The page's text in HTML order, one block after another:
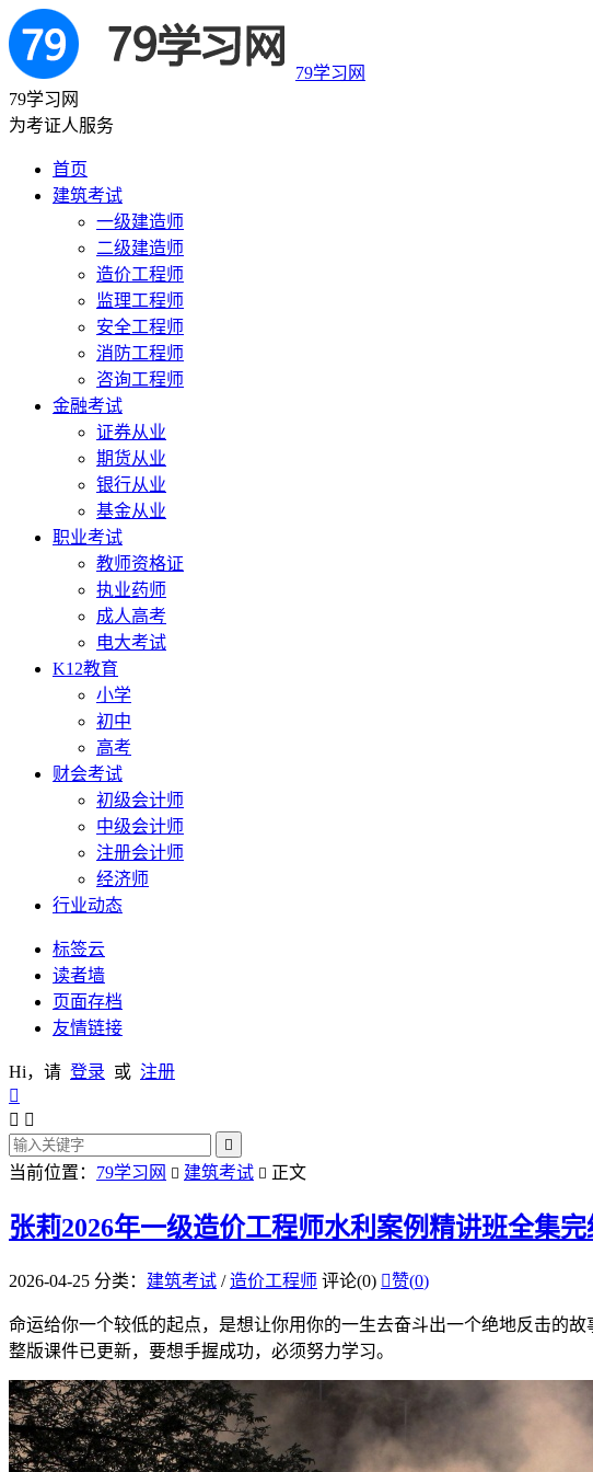
79学习网
79学习网
为考证人服务
首页
建筑考试
一级建造师
二级建造师
造价工程师
监理工程师
安全工程师
消防工程师
咨询工程师
金融考试
证券从业
期货从业
银行从业
基金从业
职业考试
教师资格证
执业药师
成人高考
电大考试
K12教育
小学
初中
高考
财会考试
初级会计师
中级会计师
注册会计师
经济师
行业动态
标签云
读者墙
页面存档
友情链接
Hi，请 登录 或 注册

 

当前位置： 79学习网  建筑考试  正文
张莉2026年一级造价工程师水利案例精讲班全集
2026-04-25 分类： 建筑考试 /造价工程师 评论(0) 赞(0)
命运给你一个较低的起点，是想让你用你的一生去奋斗出一个绝地反击的
整版课件已更新，要想手握成功，必须努力学习。